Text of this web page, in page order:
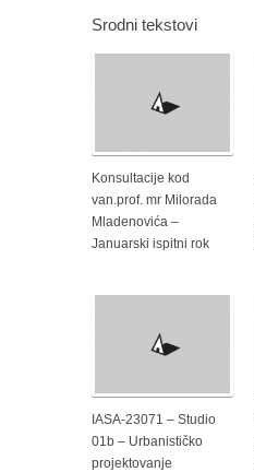
Srodni tekstovi
Konsultacije kod
van.prof. mr Milorada
Mladenovića –
Januarski ispitni rok
IASA-23071 – Studio
01b – Urbanističko
projektovanje